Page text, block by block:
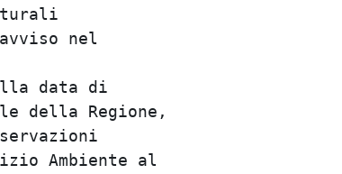
nel
data di
della Regione,
Ambiente al